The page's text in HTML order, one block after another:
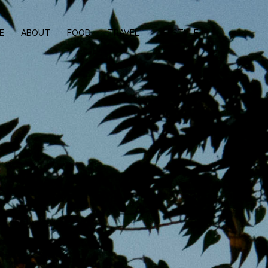
ABOUT FOOD TRAVEL LIFESTYLE